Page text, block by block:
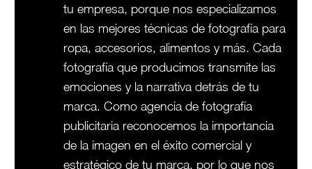
tu empresa, porque nos especializamos
en las mejores técnicas de fotografía para
ropa, accesorios, alimentos y más. Cada
fotografía que producimos transmite las
emociones y la narrativa detrás de tu
marca. Como agencia de fotografía
publicitaria reconocemos la importancia
de la imagen en el éxito comercial y
estratégico de tu marca, por lo que nos